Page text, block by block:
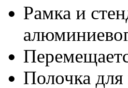
Рамка и
Полочка